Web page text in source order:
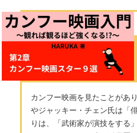
カンフー映画を見たことがあ
やジャッキー・チェン氏は「
りは、「武術家が演技をする